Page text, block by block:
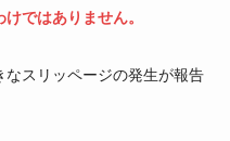
ではありません。
スリッページの発生が報告